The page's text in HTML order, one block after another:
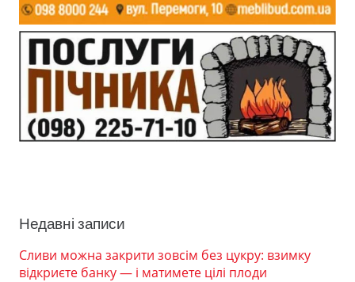
Недавні записи
Сливи можна закрити зовсім без цукру: взимку
відкриєте банку — і матимете цілі плоди